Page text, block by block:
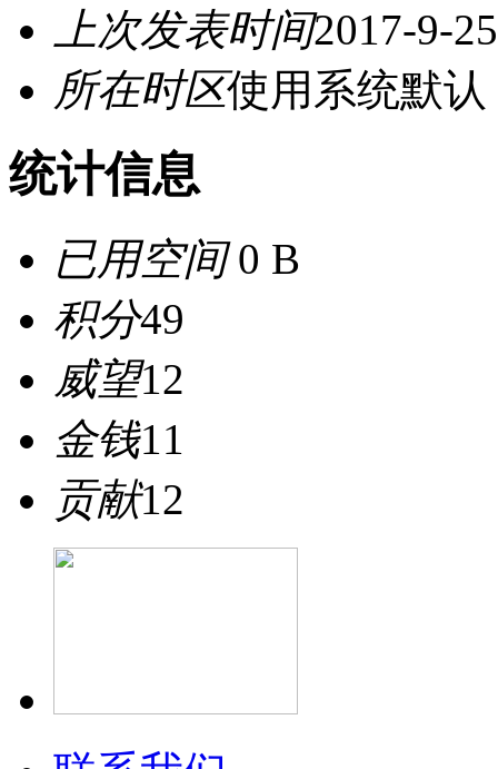
上次发表时间2017-9-
所在时区使用系统默认
统计信息
已用空间0 B
积分49
威望12
金钱11
贡献12